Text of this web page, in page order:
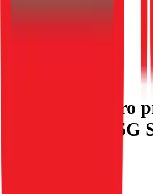
Flipové pouzdro
A14 4G / A14 5G